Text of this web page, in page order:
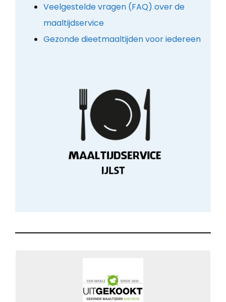
Veelgestelde vragen (FAQ) over de
maaltijdservice
Gezonde dieetmaaltijden voor iedereen